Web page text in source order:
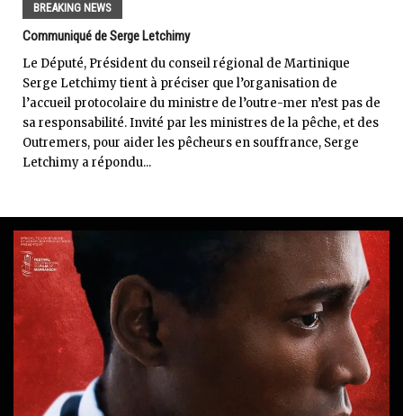
BREAKING NEWS
Communiqué de Serge Letchimy
Le Député, Président du conseil régional de Martinique
Serge Letchimy tient à préciser que l’organisation de
l’accueil protocolaire du ministre de l’outre-mer n’est pas de
sa responsabilité. Invité par les ministres de la pêche, et des
Outremers, pour aider les pêcheurs en souffrance, Serge
Letchimy a répondu...